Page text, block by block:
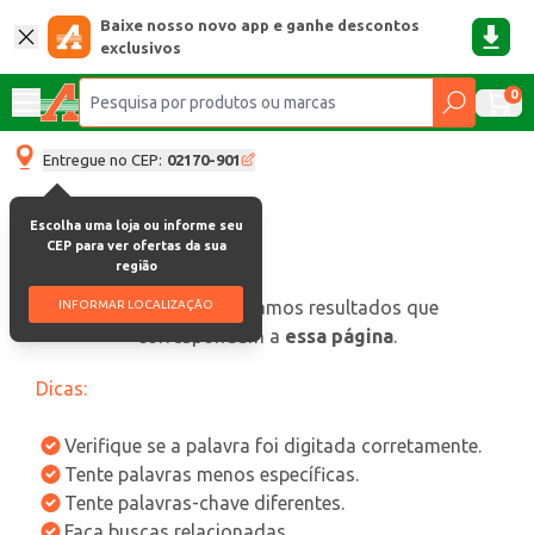
Baixe nosso novo app e ganhe descontos
exclusivos
0
Entregue no CEP: 02170-901
Escolha uma loja ou informe seu
CEP para ver ofertas da sua
região
INFORMAR LOCALIZAÇÃO
oops, não encontramos resultados que
correspondam a essa página.
Dicas:
Verifique se a palavra foi digitada corretamente.
Tente palavras menos específicas.
Tente palavras-chave diferentes.